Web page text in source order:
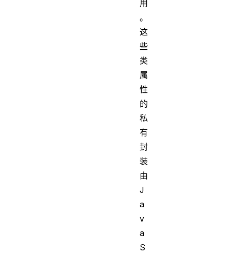
用
。
这
些
类
属
性
的
私
有
封
装
由
J
a
v
a
S